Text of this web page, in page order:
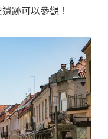
跡可以參觀！